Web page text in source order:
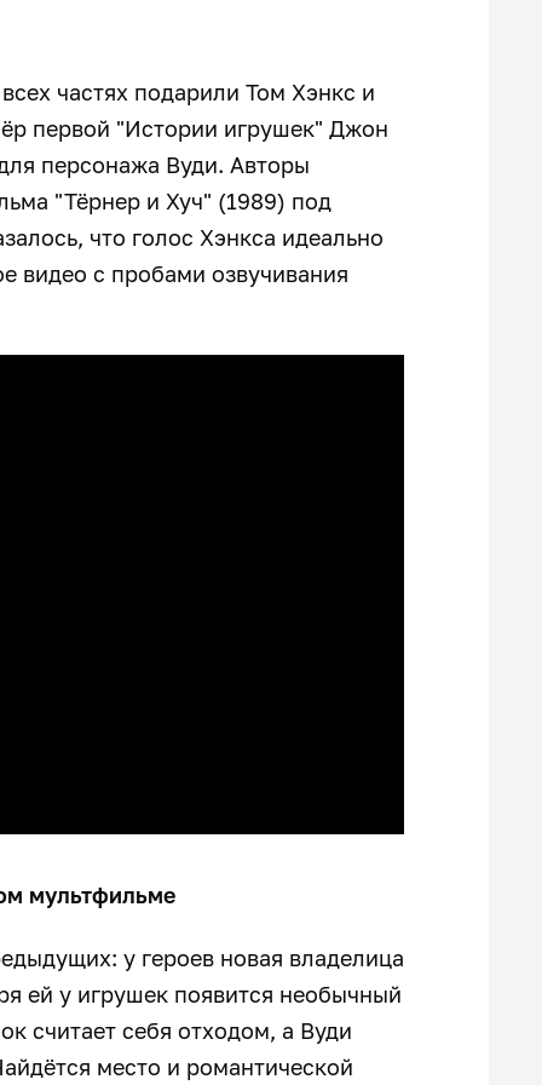
частях подарили Том Хэнкс и
первой "Истории игрушек" Джон
персонажа Вуди. Авторы
"Тёрнер и Хуч" (1989) под
что голос Хэнкса идеально
видео с пробами озвучивания
мультфильме
у героев новая владелица
ей у игрушек появится необычный
считает себя отходом, а Вуди
место и романтической